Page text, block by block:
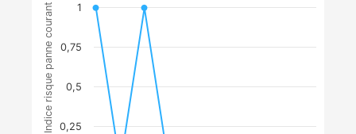
Indice risque panne courant 0,25
0,5
0,75
1